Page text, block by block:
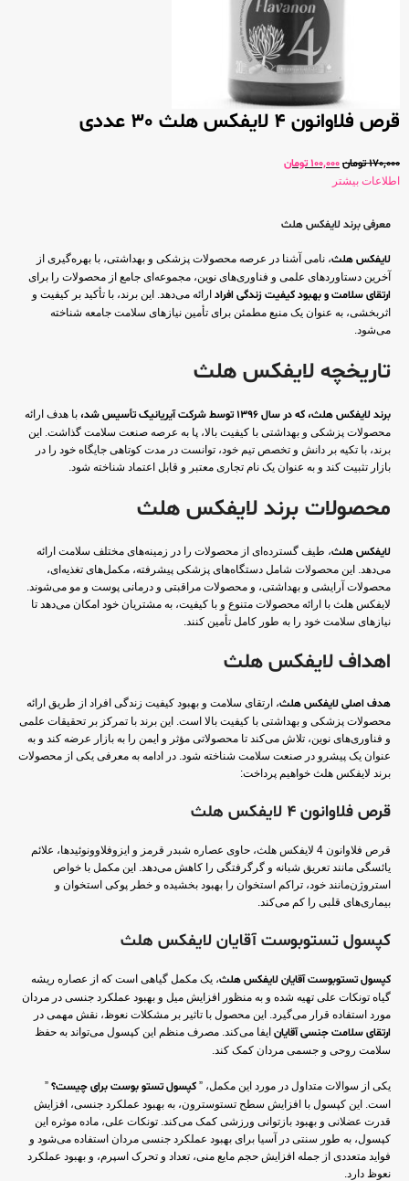
قرص فلاوانون 4 لایفکس هلث 30 عددی
170,000تومان100,000 تومان
اطلاعات بیشتر
معرفی برند لایفکس هلث
لایفکس هلث، نامی آشنا در عرصه محصولات پزشکی و بهداشتی، با بهره‌گیری از
آخرین دستاوردهای علمی و فناوری‌های نوین، مجموعه‌ای جامع از محصولات را برای
ارتقای سلامت و بهبود کیفیت زندگیافراد ارائه می‌دهد. این برند، با تأکید بر کیفیت و
اثربخشی، به عنوان یک منبع مطمئن برای تأمین نیازهای سلامت جامعه شناخته
می‌شود.
تاریخچه لایفکس هلث
برند لایفکس هلث، که در سال 1396 توسط شرکت آیریانیک تأسیس شد،
با هدف ارائه
محصولات پزشکی و بهداشتی با کیفیت بالا، پا به عرصه صنعت سلامت گذاشت. این
برند، با تکیه بر دانش و تخصص تیم خود، توانست در مدت کوتاهی جایگاه خود را در
بازار تثبیت کند و به عنوان یک نام تجاری معتبر و قابل اعتماد شناخته شود.
محصولات برند لایفکس هلث
لایفکس هلث، طیف گسترده‌ای از محصولات را در زمینه‌های مختلف سلامت ارائه
می‌دهد. این محصولات شامل دستگاه‌های پزشکی پیشرفته، مکمل‌های تغذیه‌ای،
محصولات آرایشی و بهداشتی، و محصولات مراقبتی و درمانی پوست و مو می‌شوند.
لایفکس هلث با ارائه محصولات متنوع و با کیفیت، به مشتریان خود امکان می‌دهد تا
نیازهای سلامت خود را به طور کامل تأمین کنند.
اهداف لایفکس هلث
هدف اصلی لایفکس هلث، ارتقای سلامت و بهبود کیفیت زندگی افراد از طریق ارائه
محصولات پزشکی و بهداشتی با کیفیت بالا است. این برند با تمرکز بر تحقیقات علمی
و فناوری‌های نوین، تلاش می‌کند تا محصولاتی مؤثر و ایمن را به بازار عرضه کند و به
عنوان یک پیشرو در صنعت سلامت شناخته شود. در ادامه به معرفی یکی از محصولات
برند لایفکس هلث خواهیم پرداخت:
قرص فلاوانون 4 لایفکس هلث
قرص فلاوانون 4 لایفکس هلث، حاوی عصاره شبدر قرمز و ایزوفلاوونوئیدها، علائم
یائسگی مانند تعریق شبانه و گرگرفتگی را کاهش می‌دهد. این مکمل با خواص
استروژن‌مانند خود، تراکم استخوان را بهبود بخشیده و خطر پوکی استخوان و
بیماری‌های قلبی را کم می‌کند.
کپسول تستوبوست آقایان لایفکس هلث
کپسول تستوبوست آقایان لایفکس هلث، یک مکمل گیاهی است که از عصاره ریشه
گیاه تونکات علی تهیه شده و به منظور افزایش میل و بهبود عملکرد جنسی در مردان
مورد استفاده قرار می‌گیرد. این محصول با تاثیر بر مشکلات نعوظ، نقش مهمی در
ارتقای سلامت جنسی آقایان ایفا می‌کند. مصرف منظم این کپسول می‌تواند به حفظ
سلامت روحی و جسمی مردان کمک کند.
یکی از سوالات متداول در مورد این مکمل، ” کپسول تستو بوست برای چیست؟ ”
است. این کپسول با افزایش سطح تستوسترون، به بهبود عملکرد جنسی، افزایش
قدرت عضلانی و بهبود بازتوانی ورزشی کمک می‌کند. تونکات علی، ماده موثره این
کپسول، به طور سنتی در آسیا برای بهبود عملکرد جنسی مردان استفاده می‌شود و
فواید متعددی از جمله افزایش حجم مایع منی، تعداد و تحرک اسپرم، و بهبود عملکرد
نعوظ دارد.